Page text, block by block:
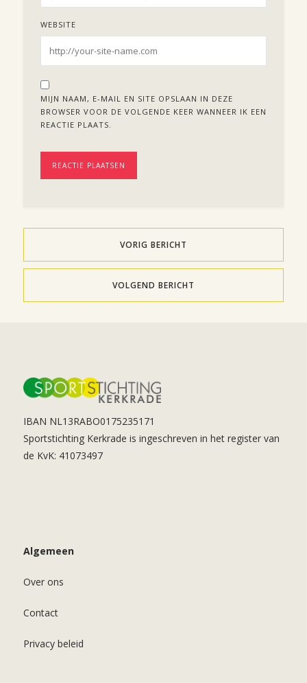
WEBSITE
MIJN NAAM, E-MAIL EN SITE OPSLAAN IN DEZE
BROWSER VOOR DE VOLGENDE KEER WANNEER IK EEN
REACTIE PLAATS.
VORIG BERICHT
VOLGEND BERICHT
IBAN NL13RABO0175235171
Sportstichting Kerkrade is ingeschreven in het register van
de KvK: 41073497
Algemeen
Over ons
Contact
Privacy beleid